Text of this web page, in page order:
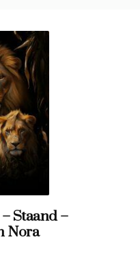
Staand –
Nora